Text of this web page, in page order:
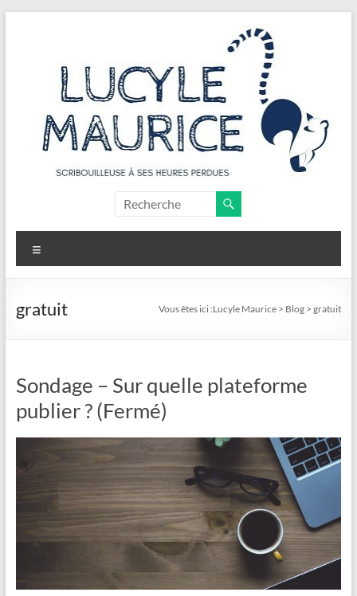
Maurice
Scribouilleuse
heures
gratuit Vous êtes ici :Lucyle Maurice > Blog >gratuit
Sondage – Sur quelle plateforme
publier ? (Fermé)